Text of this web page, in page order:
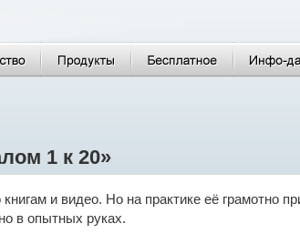
1 к 20»
книгам и видео. Но на практике её грамотно
в опытных руках.